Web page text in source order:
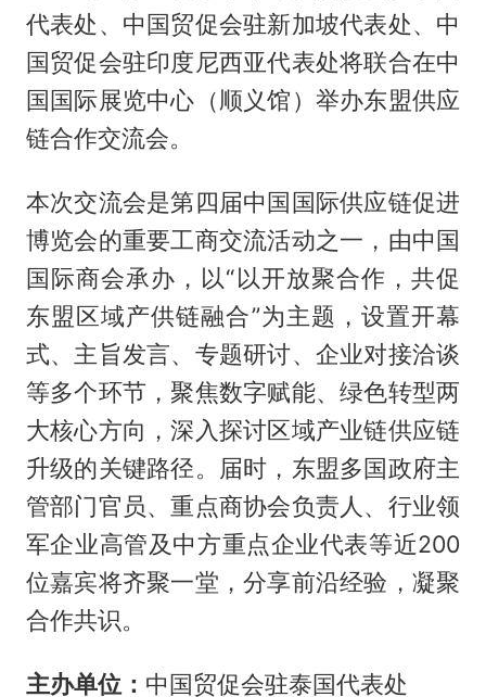
代表处、中国贸促会驻新加坡代表处、中
国贸促会驻印度尼西亚代表处将联合在中
国国际展览中心（顺义馆）举办东盟供应
链合作交流会。
本次交流会是第四届中国国际供应链促进
博览会的重要工商交流活动之一，由中国
国际商会承办，以“以开放聚合作，共促
东盟区域产供链融合”为主题，设置开幕
式、主旨发言、专题研讨、企业对接洽谈
等多个环节，聚焦数字赋能、绿色转型两
大核心方向，深入探讨区域产业链供应链
升级的关键路径。届时，东盟多国政府主
管部门官员、重点商协会负责人、行业领
军企业高管及中方重点企业代表等近200
位嘉宾将齐聚一堂，分享前沿经验，凝聚
合作共识。
主办单位： 中国贸促会驻泰国代表处